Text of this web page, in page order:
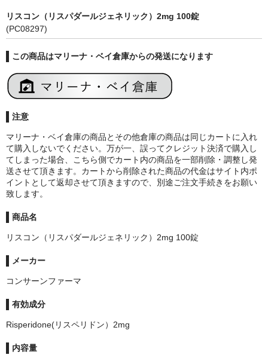
リスコン（リスパダールジェネリック）2mg 100錠
(PC08297)
この商品はマリーナ・ベイ倉庫からの発送になります
注意
マリーナ・ベイ倉庫の商品とその他倉庫の商品は同じカートに入れ
て購入しないでください。万が一、誤ってクレジット決済で購入し
てしまった場合、こちら側でカート内の商品を一部削除・調整し発
送させて頂きます。カートから削除された商品の代金はサイト内ポ
イントとして返却させて頂きますので、別途ご注文手続きをお願い
致します。
商品名
リスコン（リスパダールジェネリック）2mg 100錠
メーカー
コンサーンファーマ
有効成分
Risperidone(リスペリドン）2mg
内容量